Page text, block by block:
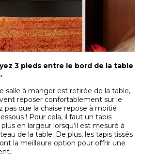
3 pieds entre le bord de la table
salle à manger est retirée de la table,
reposer confortablement sur le
pas que la chaise repose à moitié
! Pour cela, il faut un tapis
en largeur lorsqu’il est mesuré à
de la table. De plus, les tapis tissés
la meilleure option pour offrir une